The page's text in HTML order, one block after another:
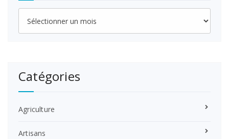
Catégories
Agriculture
Artisans